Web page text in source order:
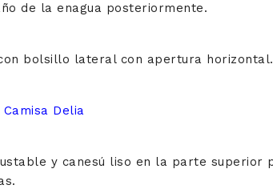
de la enagua posteriormente.
bolsillo lateral con apertura horizontal.
Camisa Delia
y canesú liso en la parte superior